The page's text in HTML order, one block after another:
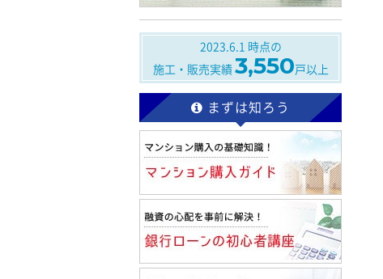
2023.6.1 時点の
施工・販売実績3,550戸以上
まずは知ろう